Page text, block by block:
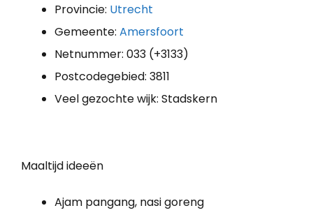
Provincie: Utrecht
Gemeente: Amersfoort
Netnummer: 033 (+3133)
Postcodegebied: 3811
Veel gezochte wijk: Stadskern
Maaltijd ideeën
Ajam pangang, nasi goreng